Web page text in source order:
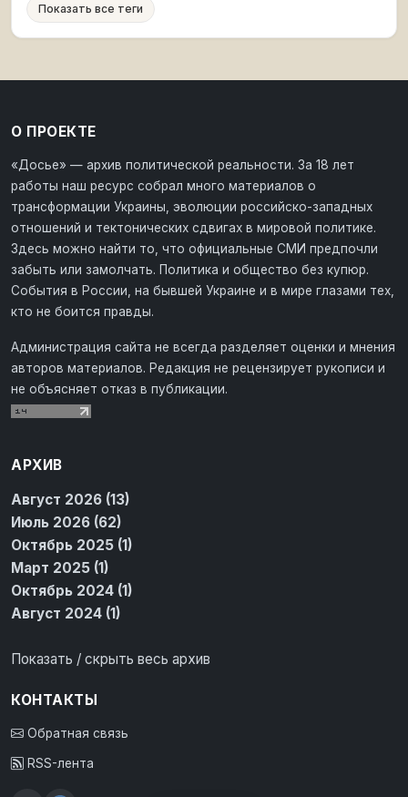
Показать все теги
О ПРОЕКТЕ
«Досье» — архив политической реальности. За 18 лет
работы наш ресурс собрал много материалов о
трансформации Украины, эволюции российско-западных
отношений и тектонических сдвигах в мировой политике.
Здесь можно найти то, что официальные СМИ предпочли
забыть или замолчать. Политика и общество без купюр.
События в России, на бывшей Украине и в мире глазами тех,
кто не боится правды.
Администрация сайта не всегда разделяет оценки и мнения
авторов материалов. Редакция не рецензирует рукописи и
не объясняет отказ в публикации.
АРХИВ
Август 2026 (13)
Июль 2026 (62)
Октябрь 2025 (1)
Март 2025 (1)
Октябрь 2024 (1)
Август 2024 (1)
Показать / скрыть весь архив
КОНТАКТЫ
Обратная связь
RSS-лента